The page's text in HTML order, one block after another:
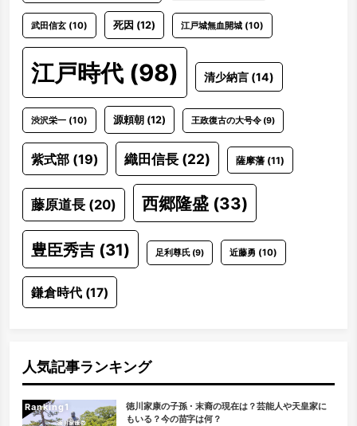
武田信玄(10) 死因 (12) 江戸城無血開城(10)
江戸時代(98) 清少納言(14)
渋沢栄一(10) 源頼朝 (12) 王政復古の大号令(9)
紫式部(19) 織田信長(22) 薩摩藩(11)
藤原道長(20) 西郷隆盛(33)
豊臣秀吉(31) 足利尊氏(9) 近藤勇 (10)
鎌倉時代(17)
人気記事ランキング
Ranking
徳川家康の子孫・末裔の現在は？芸能人や天皇家に
もいる？今の苗字は何？